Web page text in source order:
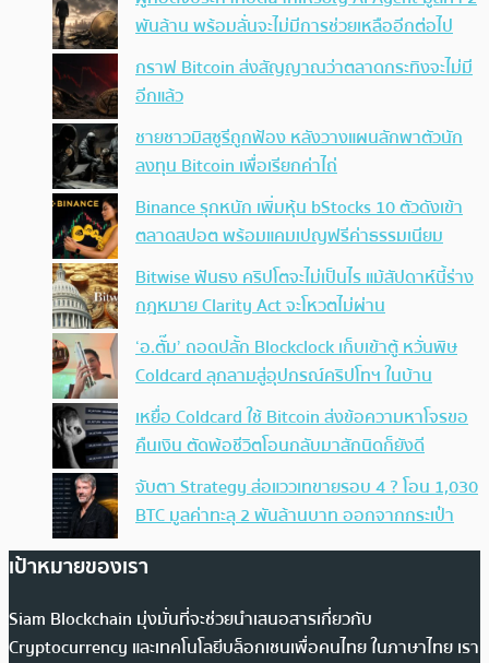
พันล้าน พร้อมลั่นจะไม่มีการช่วยเหลืออีกต่อไป
กราฟ Bitcoin ส่งสัญญาณว่าตลาดกระทิงจะไม่มี
อีกแล้ว
ชายชาวมิสซูรีถูกฟ้อง หลังวางแผนลักพาตัวนัก
ลงทุน Bitcoin เพื่อเรียกค่าไถ่
Binance รุกหนัก เพิ่มหุ้น bStocks 10 ตัวดังเข้า
ตลาดสปอต พร้อมแคมเปญฟรีค่าธรรมเนียม
Bitwise ฟันธง คริปโตจะไม่เป็นไร แม้สัปดาห์นี้ร่าง
กฎหมาย Clarity Act จะโหวตไม่ผ่าน
‘อ.ตั๊ม’ ถอดปลั้ก Blockclock เก็บเข้าตู้ หวั่นพิษ
Coldcard ลุกลามสู่อุปกรณ์คริปโทฯ ในบ้าน
เหยื่อ Coldcard ใช้ Bitcoin ส่งข้อความหาโจรขอ
คืนเงิน ตัดพ้อชีวิตโอนกลับมาสักนิดก็ยังดี
จับตา Strategy ส่อแววเทขายรอบ 4 ? โอน 1,030
BTC มูลค่าทะลุ 2 พันล้านบาท ออกจากกระเป๋า
เป้าหมายของเรา
Siam Blockchain มุ่งมั่นที่จะช่วยนำเสนอสารเกี่ยวกับ
Cryptocurrency และเทคโนโลยีบล็อกเชนเพื่อคนไทย ในภาษาไทย เรา